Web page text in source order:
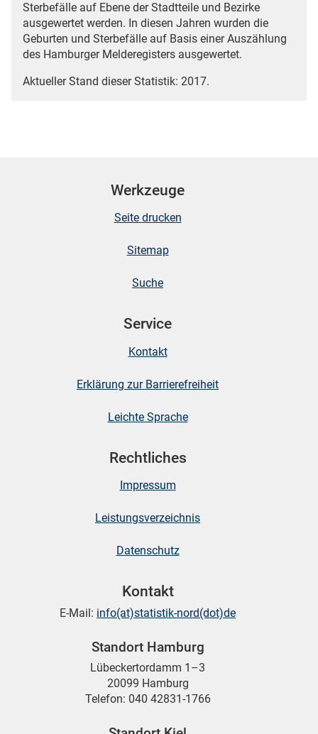
Sterbefälle auf Ebene der Stadtteile und Bezirke
ausgewertet werden. In diesen Jahren wurden die
Geburten und Sterbefälle auf Basis einer Auszählung
des Hamburger Melderegisters ausgewertet.
Aktueller Stand dieser Statistik: 2017.
Werkzeuge
Seite drucken
Sitemap
Suche
Service
Kontakt
Erklärung zur Barrierefreiheit
Leichte Sprache
Rechtliches
Impressum
Leistungsverzeichnis
Datenschutz
Kontakt
E-Mail: info(at)statistik-nord(dot)de
Standort Hamburg
Lübeckertordamm 1–3
20099 Hamburg
Telefon: 040 42831-1766